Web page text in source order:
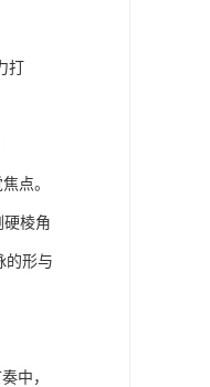
点。
硬棱角
的形与
中，